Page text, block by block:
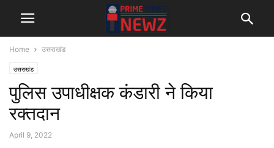
Home उत्तराखंड
उत्तराखंड
पुलिस उपाधीक्षक कंडारी ने किया
रक्तदान
April 9, 2022